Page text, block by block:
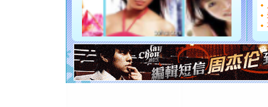
能正大
都要快乐
[圣诞节]
如意,快
[元旦]看
断电。爱
你是我专